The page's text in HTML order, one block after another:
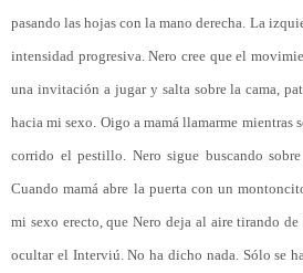
pasando las hojas con la mano derecha. La
intensidad progresiva. Nero cree que el
una invitación a jugar y salta sobre la cama,
hacia mi sexo. Oigo a mamá llamarme mientras
corrido el pestillo. Nero sigue buscando
Cuando mamá abre la puerta con un
mi sexo erecto, que Nero deja al aire tirando
ocultar el Interviú. No ha dicho nada. Sólo se